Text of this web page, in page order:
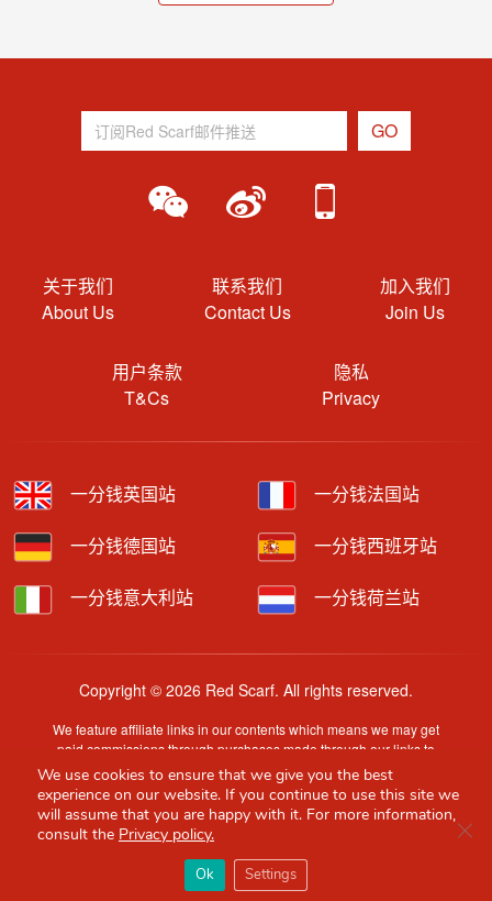
你必备的英国指南
关于我们
About Us
联系我们
Contact Us
加入我们
Join Us
用户条款
T&Cs
隐私
Privacy
一分钱英国站 一分钱法国站
一分钱德国站 一分钱西班牙站
一分钱意大利站 一分钱荷兰站
Copyright © 2026 Red Scarf. All rights reserved.
We feature affiliate links in our contents which means we may get
paid commissions through purchases made through our links to
retailer sites.
Content is provided by users, brands or merchants. Some
information may have been generated by AI and is provided for
guidance only. Accuracy and availability may change without prior
We use cookies to ensure that we give you the best
experience on our website. If you continue to use this site we
will assume that you are happy with it. For more information,
consult the Privacy policy.
Ok Settings